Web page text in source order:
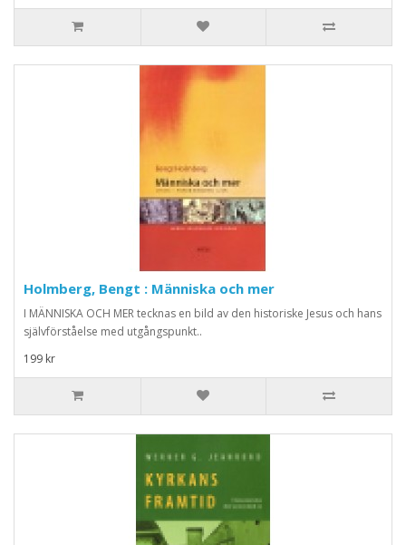
Holmberg, Bengt : Människa och mer
I MÄNNISKA OCH MER tecknas en bild av den historiske Jesus och hans
självförståelse med utgångspunkt..
199 kr